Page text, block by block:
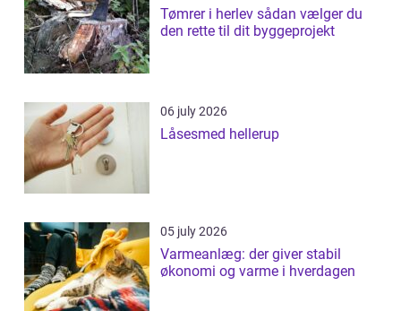
Tømrer i herlev sådan vælger du
den rette til dit byggeprojekt
06 july 2026
Låsesmed hellerup
05 july 2026
Varmeanlæg: der giver stabil
økonomi og varme i hverdagen